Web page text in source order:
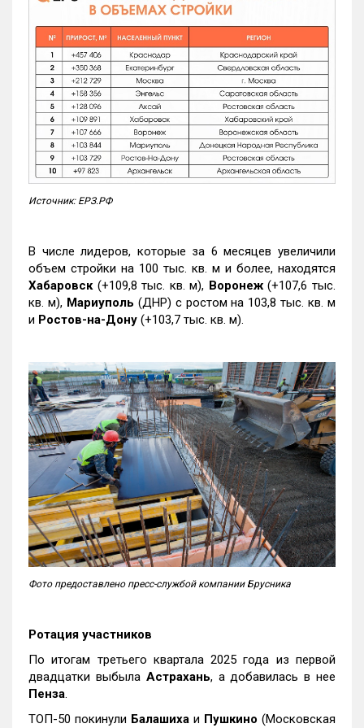
Источник: ЕРЗ.РФ
В числе лидеров, которые за 6 месяцев увеличили
объем стройки на 100 тыс. кв. м и более, находятся
Хабаровск (+109,8 тыс. кв. м), Воронеж(+107,6 тыс.
кв. м), Мариуполь (ДНР) с ростом на 103,8 тыс. кв. м
и Ростов-на-Дону (+103,7 тыс. кв. м).
Фото предоставлено пресс-службой компании Брусника
Ротация участников
По итогам третьего квартала 2025 года из первой
двадцатки выбыла Астрахань, а добавилась в нее
Пенза.
ТОП-50 покинули Балашиха и Пушкино (Московская